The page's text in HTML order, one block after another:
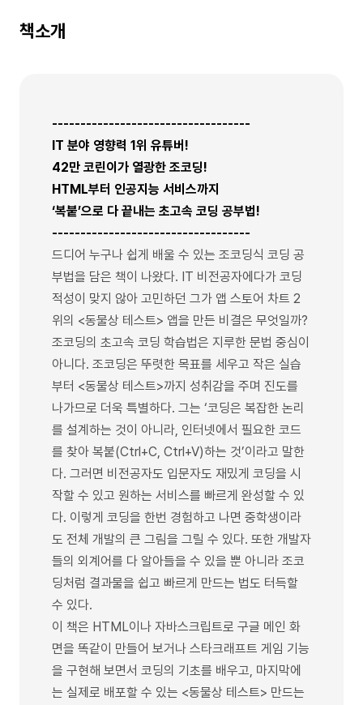
책소개
-----------------------------------
IT 분야 영향력 1위 유튜버!
42만 코린이가 열광한 조코딩!
HTML부터 인공지능 서비스까지
‘복붙’으로 다 끝내는 초고속 코딩 공부법!
-----------------------------------
드디어 누구나 쉽게 배울 수 있는 조코딩식 코딩 공
부법을 담은 책이 나왔다. IT 비전공자에다가 코딩
적성이 맞지 않아 고민하던 그가 앱 스토어 차트 2
위의 <동물상 테스트> 앱을 만든 비결은 무엇일까?
조코딩의 초고속 코딩 학습법은 지루한 문법 중심이
아니다. 조코딩은 뚜렷한 목표를 세우고 작은 실습
부터 <동물상 테스트>까지 성취감을 주며 진도를
나가므로 더욱 특별하다. 그는 ‘코딩은 복잡한 논리
를 설계하는 것이 아니라, 인터넷에서 필요한 코드
를 찾아 복붙(Ctrl+C, Ctrl+V)하는 것’이라고 말한
다. 그러면 비전공자도 입문자도 재밌게 코딩을 시
작할 수 있고 원하는 서비스를 빠르게 완성할 수 있
다. 이렇게 코딩을 한번 경험하고 나면 중학생이라
도 전체 개발의 큰 그림을 그릴 수 있다. 또한 개발자
들의 외계어를 다 알아들을 수 있을 뿐 아니라 조코
딩처럼 결과물을 쉽고 빠르게 만드는 법도 터득할
수 있다.
이 책은 HTML이나 자바스크립트로 구글 메인 화
면을 똑같이 만들어 보거나 스타크래프트 게임 기능
을 구현해 보면서 코딩의 기초를 배우고, 마지막에
는 실제로 배포할 수 있는 <동물상 테스트> 만드는